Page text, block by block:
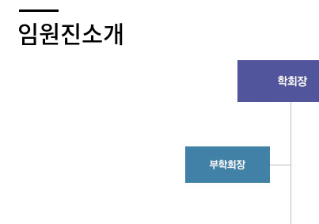
임원진소개